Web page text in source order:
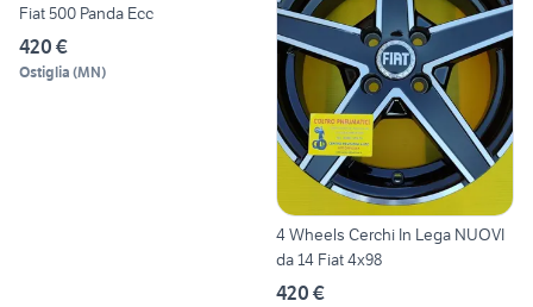
Fiat 500 Panda Ecc
420 €
Ostiglia (MN)
4 Wheels Cerchi In Lega NUOVI
da 14 Fiat 4x98
420 €